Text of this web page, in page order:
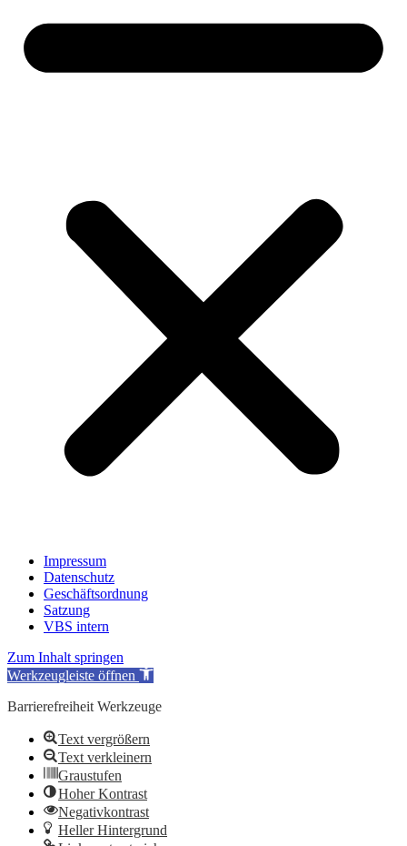
Impres­sum
Daten­schutz
Geschäfts­ord­nung
Sat­zung
VBS intern
Zum Inhalt springen
Werkzeugleiste öffnen
Barrierefreiheit Werkzeuge
Text vergrößern
Text verkleinern
Graustufen
Hoher Kontrast
Negativkontrast
Heller Hintergrund